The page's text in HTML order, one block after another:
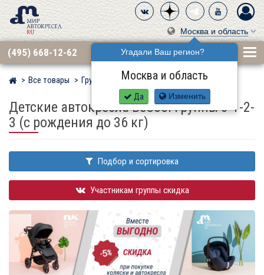
Москва и область
Угадали Ваш регион?
Москва и область
Да Изменить
(495) 668-12-62
Мир детских автокресел
Все товары Группа 0·1·2·3 (до 36 кг)
Детские автокресла BeCool группы 0-1-2-
3 (с рождения до 36 кг)
Подбор и сортировка
Участникам группы скидка